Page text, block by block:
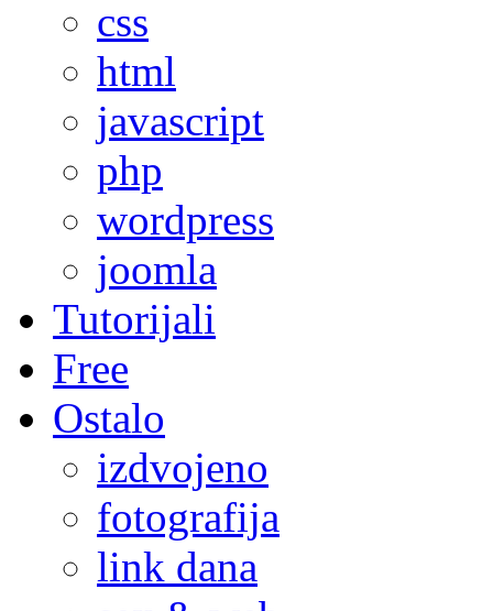
css
html
javascript
php
wordpress
joomla
Tutorijali
Free
Ostalo
izdvojeno
fotografija
link dana